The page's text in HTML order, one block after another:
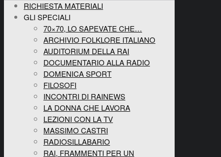
RICHIESTA MATERIALI
GLI SPECIALI
70×70, LO SAPEVATE CHE…
ARCHIVIO FOLKLORE ITALIANO
AUDITORIUM DELLA RAI
DOCUMENTARIO ALLA RADIO
DOMENICA SPORT
FILOSOFI
INCONTRI DI RAINEWS
LA DONNA CHE LAVORA
LEZIONI CON LA TV
MASSIMO CASTRI
RADIOSILLABARIO
RAI, FRAMMENTI PER UN